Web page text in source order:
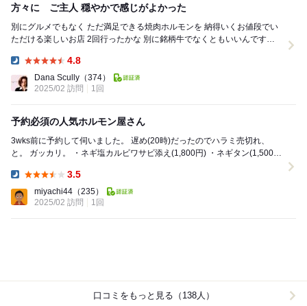
方々に ご主人 穏やかで感じがよかった
別にグルメでもなく ただ満足できる焼肉ホルモンを 納得いくお値段でい
ただける楽しいお店 2回行ったかな 別に銘柄牛でなくともいいんです
4.8
Dana Scully （374）
2025/02 訪問
1回
予約必須の人気ホルモン屋さん
3wks前に予約して伺いました。 遅め(20時)だったのでハラミ売切れ、
と。 ガッカリ。 ・ネギ塩カルビワサビ添え(1,800円) ・ネギタン(1,500
3.5
miyachi44 （235）
2025/02 訪問
1回
口コミをもっと見る（138人）